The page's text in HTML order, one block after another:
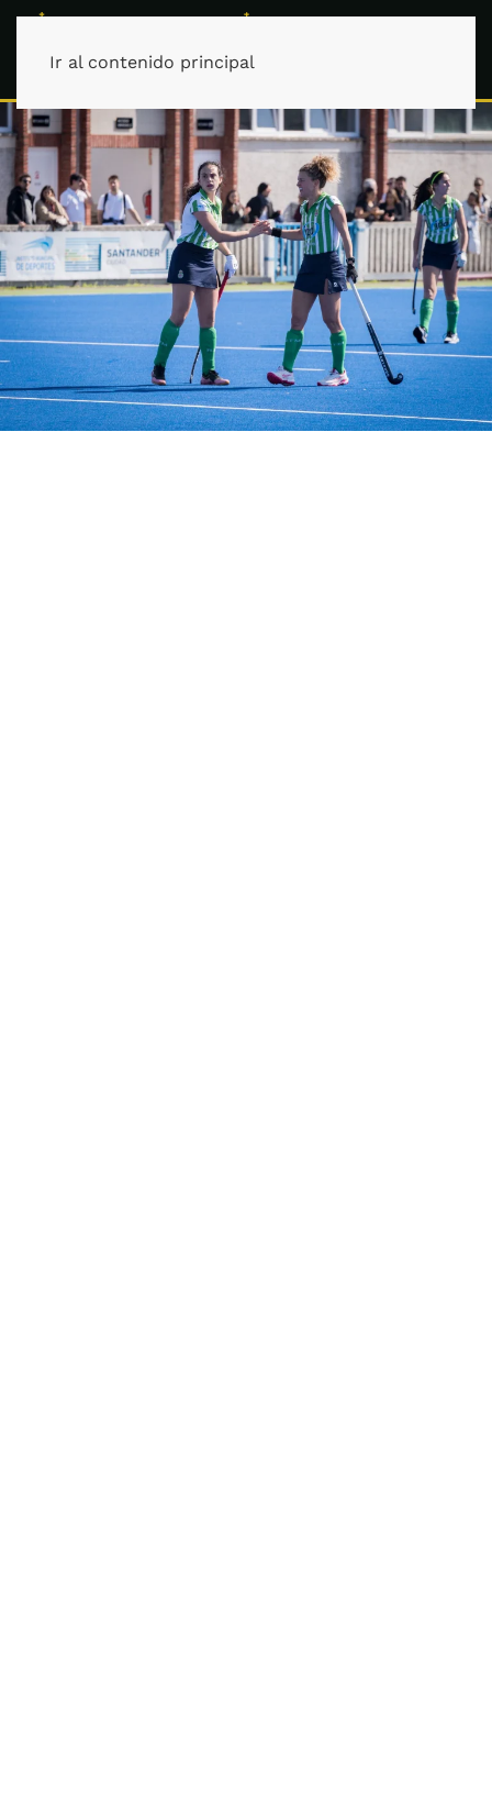
Ir al contenido principal